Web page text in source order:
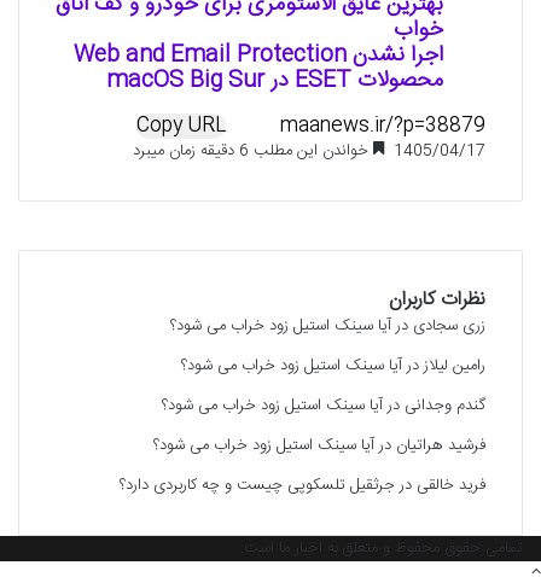
خواب
اجرا نشدن Web and Email Protection
محصولات ESET در macOS Big Sur
Copy URL
1405/04/17 خواندن این مطلب 6 دقیقه زمان میبرد
نظرات کاربران
زری سجادی درآیا سینک استیل زود خراب می شود؟
رامین لیلازدرآیا سینک استیل زود خراب می شود؟
گندم وجدانی درآیا سینک استیل زود خراب می شود؟
فرشید هراتیان درآیا سینک استیل زود خراب می شود؟
فرید خالقی درجرثقیل تلسکوپی چیست و چه کاربردی دارد؟
تمامی حقوق محفوظ و متعلق به اخبار ما است.